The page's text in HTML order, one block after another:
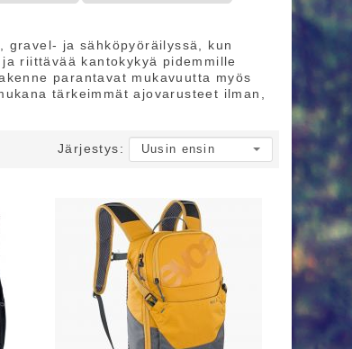
ja sähköpyöräilyssä, kun
riittävää kantokykyä pidemmille
parantavat mukavuutta myös
tärkeimmät ajovarusteet ilman,
Järjestys: